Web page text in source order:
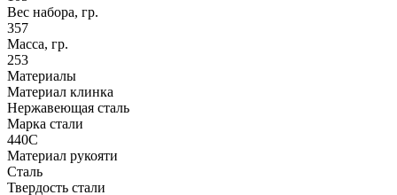
Вес набора, гр.
357
Масса, гр.
253
Материалы
Материал клинка
Нержавеющая сталь
Марка стали
440C
Материал рукояти
Сталь
Твердость стали